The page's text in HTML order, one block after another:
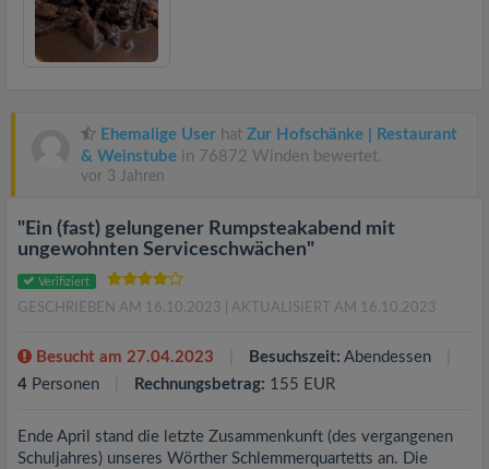
Ehemalige User hat Zur Hofschänke | Restaurant
& Weinstube in 76872 Winden bewertet.
vor 3 Jahren
"Ein (fast) gelungener Rumpsteakabend mit
ungewohnten Serviceschwächen"
Verifiziert
GESCHRIEBEN AM 16.10.2023 | AKTUALISIERT AM 16.10.2023
Besucht am 27.04.2023 Besuchszeit: Abendessen
4 Personen Rechnungsbetrag: 155 EUR
Ende April stand die letzte Zusammenkunft (des vergangenen
Schuljahres) unseres Wörther Schlemmerquartetts an. Die